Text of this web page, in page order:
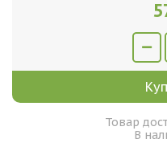
Товар
В